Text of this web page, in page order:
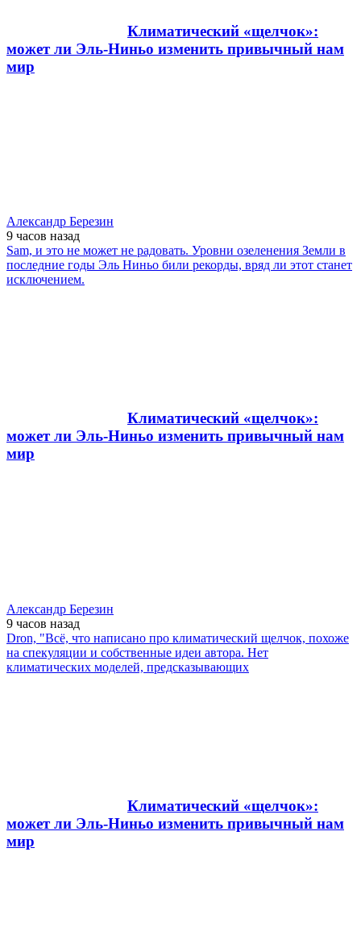
Климатический «щелчок»:
может ли Эль-Ниньо изменить привычный нам
мир
Александр Березин
9 часов назад
Sam, и это не может не радовать. Уровни озеленения Земли в
последние годы Эль Ниньо били рекорды, вряд ли этот станет
исключением.
Климатический «щелчок»:
может ли Эль-Ниньо изменить привычный нам
мир
Александр Березин
9 часов назад
Dron, "Всё, что написано про климатический щелчок, похоже
на спекуляции и собственные идеи автора. Нет
климатических моделей, предсказывающих
Климатический «щелчок»:
может ли Эль-Ниньо изменить привычный нам
мир